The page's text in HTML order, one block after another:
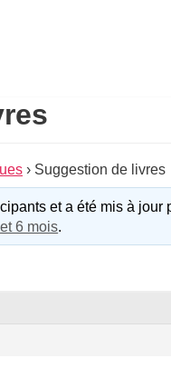
› Suggestion de livres
et a été mis à
6 mois.